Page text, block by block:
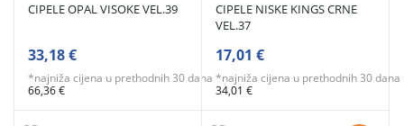
CIPELE OPAL VISOKE VEL.39
33,18 €
*najniža cijena u prethodnih 30 dana
66,36 €
CIPELE NISKE KINGS CRNE
VEL.37
17,01 €
*najniža cijena u prethodnih 30 dana
34,01 €